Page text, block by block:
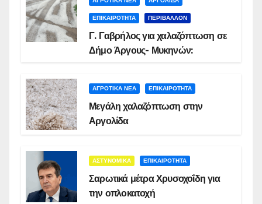
ΕΠΙΚΑΙΡΟΤΗΤΑ ΠΕΡΙΒΑΛΛΟΝ
Γ. Γαβρήλος για χαλαζόπτωση σε
Δήμο Άργους- Μυκηνών:
ΑΓΡΟΤΙΚΑ ΝΕΑ ΕΠΙΚΑΙΡΟΤΗΤΑ
Μεγάλη χαλαζόπτωση στην
Αργολίδα
ΑΣΤΥΝΟΜΙΚΑ ΕΠΙΚΑΙΡΟΤΗΤΑ
Σαρωτικά μέτρα Χρυσοχοΐδη για
την οπλοκατοχή